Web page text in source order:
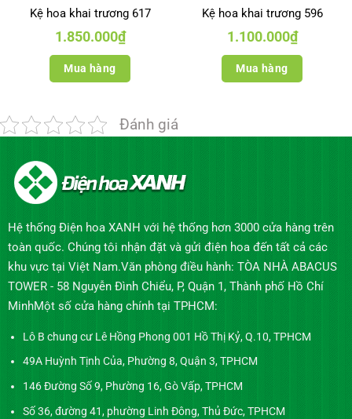
Kệ hoa khai trương 617
1.850.000₫
Mua hàng
Kệ hoa khai trương 596
1.100.000₫
Mua hàng
Đánh giá
Hệ thống Điện hoa XANH với hệ thống hơn 3000 cửa hàng trên
toàn quốc. Chúng tôi nhận đặt và gửi điện hoa đến tất cả các
khu vực tại Việt Nam.Văn phòng điều hành: TÒA NHÀ ABACUS
TOWER - 58 Nguyễn Đình Chiểu, P, Quận 1, Thành phố Hồ Chí
MinhMột số cửa hàng chính tại TPHCM:
Lô B chung cư Lê Hồng Phong 001 Hồ Thị Kỷ, Q.10, TPHCM
49A Huỳnh Tịnh Của, Phường 8, Quận 3, TPHCM
146 Đường Số 9, Phường 16, Gò Vấp, TPHCM
Số 36, đường 41, phường Linh Đông, Thủ Đức, TPHCM